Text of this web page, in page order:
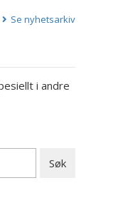
Se nyhetsarkiv
i andre